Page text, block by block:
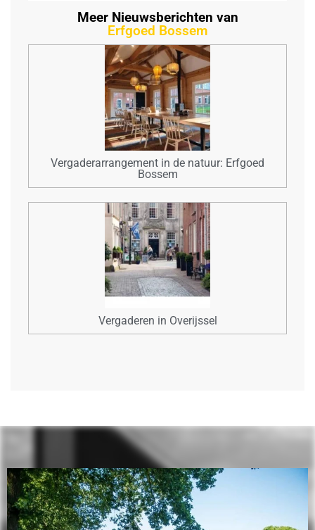
Meer Nieuwsberichten van
Erfgoed Bossem
Vergaderarrangement in de natuur: Erfgoed
Bossem
Vergaderen in Overijssel